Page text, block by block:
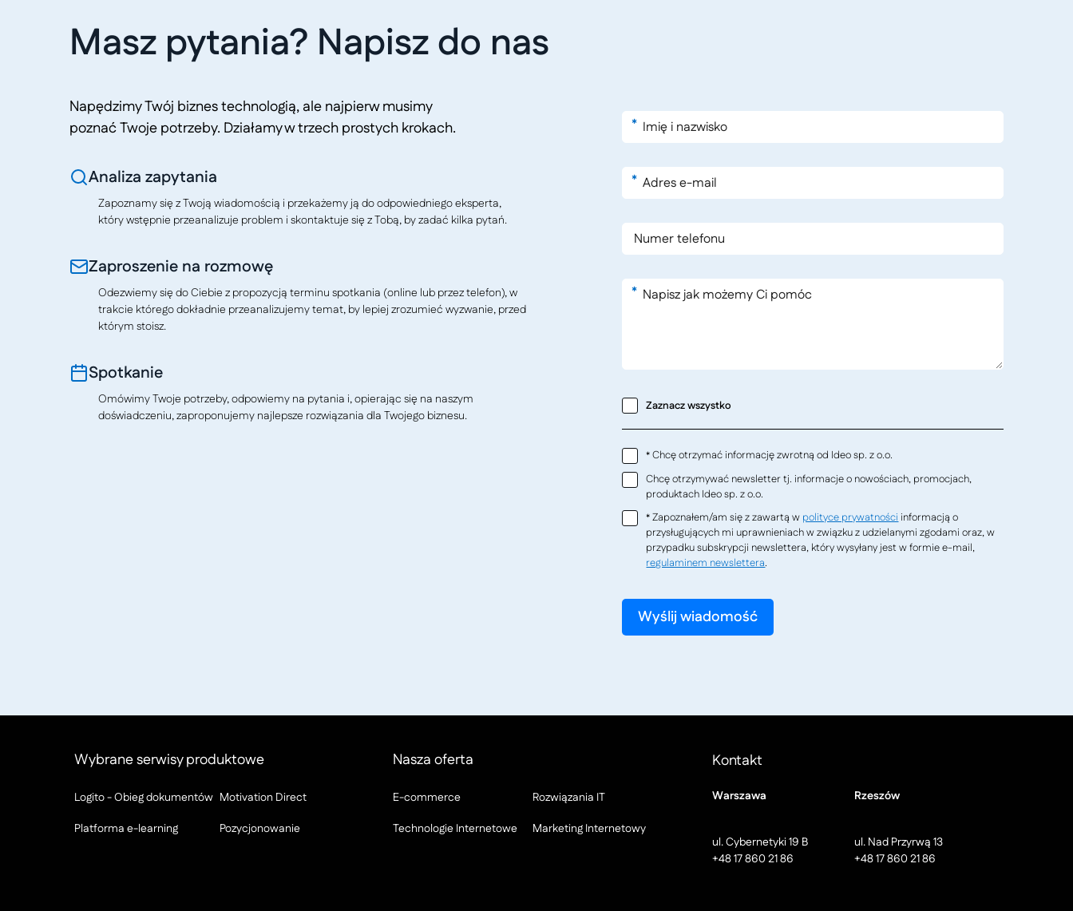
Masz pytania? Napisz do nas
Napędzimy Twój biznes technologią, ale najpierw musimy
poznać Twoje potrzeby. Działamy w trzech prostych krokach.
Analiza zapytania
Zapoznamy się z Twoją wiadomością i przekażemy ją do odpowiedniego eksperta,
który wstępnie przeanalizuje problem i skontaktuje się z Tobą, by zadać kilka pytań.
Zaproszenie na rozmowę
Odezwiemy się do Ciebie z propozycją terminu spotkania (online lub przez telefon), w
trakcie którego dokładnie przeanalizujemy temat, by lepiej zrozumieć wyzwanie, przed
którym stoisz.
Spotkanie
Omówimy Twoje potrzeby, odpowiemy na pytania i, opierając się na naszym
doświadczeniu, zaproponujemy najlepsze rozwiązania dla Twojego biznesu.
*
*
*
Zaznacz wszystko
* Chcę otrzymać informację zwrotną od Ideo sp. z o.o.
Chcę otrzymywać newsletter tj. informacje o nowościach, promocjach,
produktach Ideo sp. z o.o.
* Zapoznałem/am się z zawartą w polityce prywatności informacją o
przysługujących mi uprawnieniach w związku z udzielanymi zgodami oraz, w
przypadku subskrypcji newslettera, który wysyłany jest w formie e-mail,
regulaminem newslettera.
Wybrane serwisy produktowe
Logito - Obieg dokumentów Motivation Direct
Platforma e-learning
Pozycjonowanie
Nasza oferta
E-commerce
Rozwiązania IT
Technologie Internetowe
Marketing Internetowy
Kontakt
Warszawa
ul. Cybernetyki 19 B
+48 17 860 21 86
Rzeszów
ul. Nad Przyrwą 13
+48 17 860 21 86